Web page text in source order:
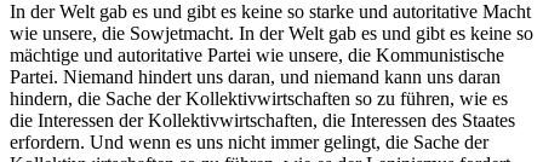
In der Welt gab es und gibt es keine so starke und autoritative Macht
wie unsere, die Sowjetmacht. In der Welt gab es und gibt es keine so
mächtige und autoritative Partei wie unsere, die Kommunistische
Partei. Niemand hindert uns daran, und niemand kann uns daran
hindern, die Sache der Kollektivwirtschaften so zu führen, wie es
die Interessen der Kollektivwirtschaften, die Interessen des Staates
erfordern. Und wenn es uns nicht immer gelingt, die Sache der